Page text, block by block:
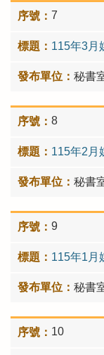
7
115年3月
秘書
8
115年2月
秘書
9
115年1月
秘書
10